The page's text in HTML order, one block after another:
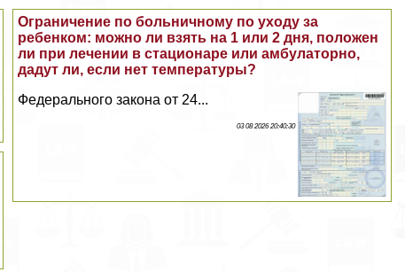
Ограничение по больничному по уходу за
ребенком: можно ли взять на 1 или 2 дня, положен
ли при лечении в стационаре или амбулаторно,
дадут ли, если нет температуры?
Федерального закона от 24...
03 08 2026 20:40:30